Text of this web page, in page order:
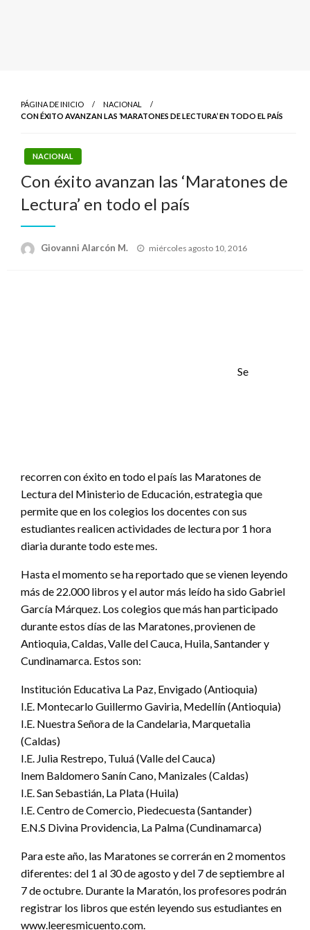
PÁGINA DE INICIO
NACIONAL
CON ÉXITO AVANZAN LAS ‘MARATONES DE LECTURA’ EN TODO EL PAÍS
NACIONAL
Con éxito avanzan las ‘Maratones de
Lectura’ en todo el país
Giovanni Alarcón M.
Publicado
miércoles agosto 10, 2016
Se
recorren con éxito en todo el país las Maratones de
Lectura del Ministerio de Educación, estrategia que
permite que en los colegios los docentes con sus
estudiantes realicen actividades de lectura por 1 hora
diaria durante todo este mes.
Hasta el momento se ha reportado que se vienen leyendo
más de 22.000 libros y el autor más leído ha sido Gabriel
García Márquez. Los colegios que más han participado
durante estos días de las Maratones, provienen de
Antioquia, Caldas, Valle del Cauca, Huila, Santander y
Cundinamarca. Estos son:
Institución Educativa La Paz, Envigado (Antioquia)
I.E. Montecarlo Guillermo Gaviria, Medellín (Antioquia)
I.E. Nuestra Señora de la Candelaria, Marquetalia
(Caldas)
I.E. Julia Restrepo, Tuluá (Valle del Cauca)
Inem Baldomero Sanín Cano, Manizales (Caldas)
I.E. San Sebastián, La Plata (Huila)
I.E. Centro de Comercio, Piedecuesta (Santander)
E.N.S Divina Providencia, La Palma (Cundinamarca)
Para este año, las Maratones se correrán en 2 momentos
diferentes: del 1 al 30 de agosto y del 7 de septiembre al
7 de octubre. Durante la Maratón, los profesores podrán
registrar los libros que estén leyendo sus estudiantes en
www.leeresmicuento.com.